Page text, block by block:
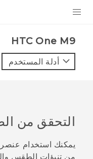
VIVE
VIVERSE
البرامج + التطبيقات
HTC One M9‎
أدلة المستخدم
التحقق من
يمكنك استخدام
من تنبؤات الطقس